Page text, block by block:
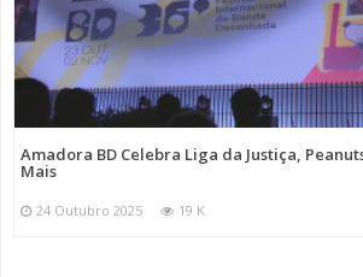
Amadora BD Celebra Liga da Justiça,
Mais
24 Outubro 2025 19 K